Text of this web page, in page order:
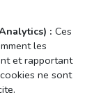
: Ces
les
et rapportant
ne sont